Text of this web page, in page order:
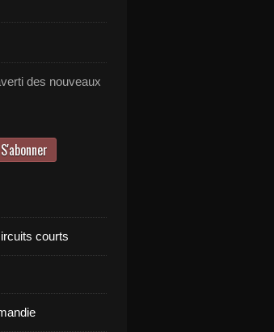
des nouveaux
courts